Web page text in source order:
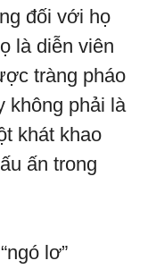
đối với họ
là diễn viên
tràng pháo
không phải là
khát khao
ấn trong
lơ”